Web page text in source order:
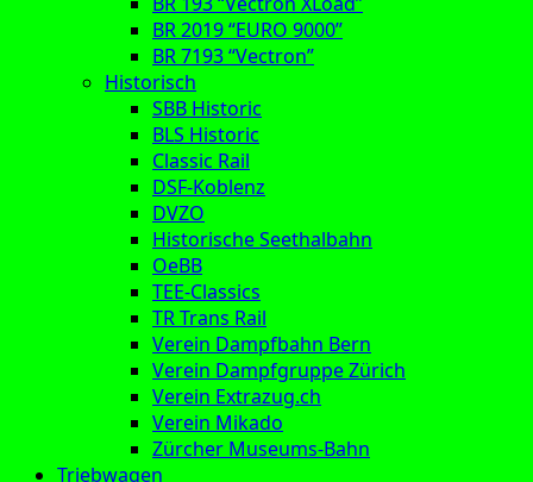
BR 2019 “EURO 9000”
BR 7193 “Vectron”
Historisch
SBB Historic
BLS Historic
Classic Rail
DSF-Koblenz
DVZO
Historische Seethalbahn
OeBB
TEE-Classics
TR Trans Rail
Verein Dampfbahn Bern
Verein Dampfgruppe Zürich
Verein Extrazug.ch
Verein Mikado
Zürcher Museums-Bahn
Triebwagen